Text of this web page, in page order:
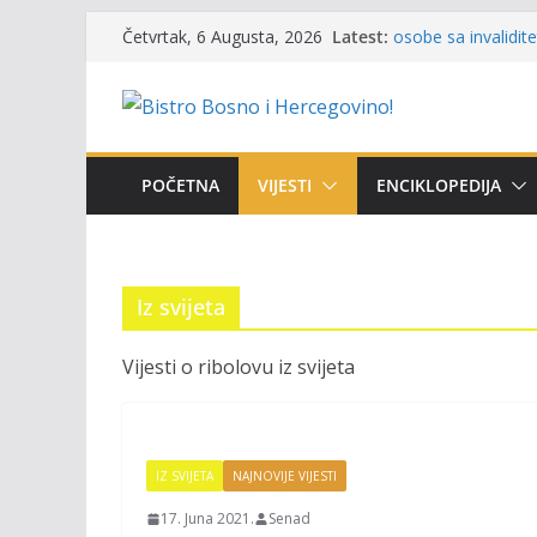
content
Četvrtak, 6 Augusta, 2026 Latest: Obavještenje
prikazuje stanje
UGSR ‘Bistro’
POČETNA VIJESTI ENCIKLOPEDIJA
Iz svijeta
Vijesti o ribolovu iz svijeta
IZ SVIJETA NAJNOVIJE VIJESTI
17. Juna 2021. Senad